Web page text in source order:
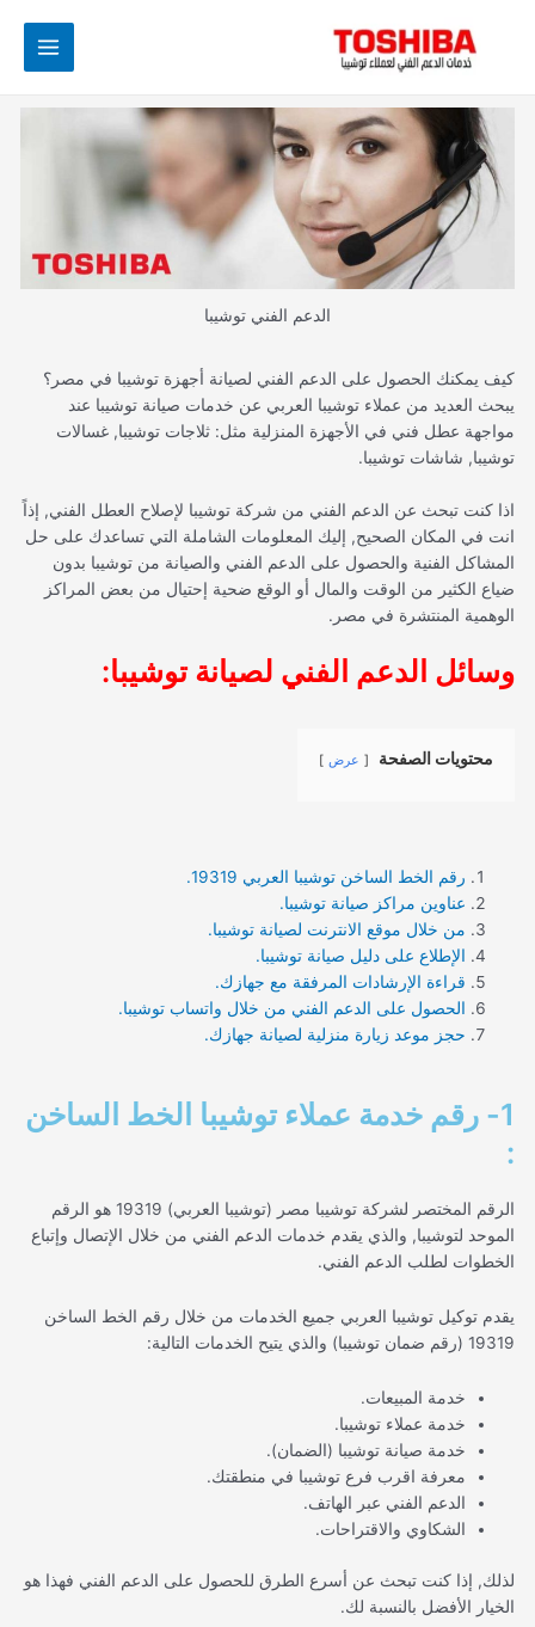
Main
الدعم الفني توشيبا
كيف يمكنك الحصول على الدعم الفني لصيانة أجهزة توشيبا في مصر؟
يبحث العديد من عملاء توشيبا العربي عن خدمات صيانة توشيبا عند
مواجهة عطل فني في الأجهزة المنزلية مثل: ثلاجات توشيبا, غسالات
توشيبا, شاشات توشيبا.
اذا كنت تبحث عن الدعم الفني من شركة توشيبا لإصلاح العطل الفني, إذاً
انت في المكان الصحيح, إليك المعلومات الشاملة التي تساعدك على حل
المشاكل الفنية والحصول على الدعم الفني والصيانة من توشيبا بدون
ضياع الكثير من الوقت والمال أو الوقع ضحية إحتيال من بعض المراكز
الوهمية المنتشرة في مصر.
وسائل الدعم الفني لصيانة توشيبا:
محتويات الصفحة عرض
رقم الخط الساخن توشيبا العربي 19319.
عناوين مراكز صيانة توشيبا.
من خلال موقع الانترنت لصيانة توشيبا.
الإطلاع على دليل صيانة توشيبا.
قراءة الإرشادات المرفقة مع جهازك.
الحصول على الدعم الفني من خلال واتساب توشيبا.
حجز موعد زيارة منزلية لصيانة جهازك.
1- رقم خدمة عملاء توشيبا الخط الساخن
:
الرقم المختصر لشركة توشيبا مصر (توشيبا العربي) 19319 هو الرقم
الموحد لتوشيبا, والذي يقدم خدمات الدعم الفني من خلال الإتصال وإتباع
الخطوات لطلب الدعم الفني.
يقدم توكيل توشيبا العربي جميع الخدمات من خلال رقم الخط الساخن
19319 (رقم ضمان توشيبا) والذي يتيح الخدمات التالية:
خدمة المبيعات.
خدمة عملاء توشيبا.
خدمة صيانة توشيبا (الضمان).
معرفة اقرب فرع توشيبا في منطقتك.
الدعم الفني عبر الهاتف.
الشكاوي والاقتراحات.
لذلك, إذا كنت تبحث عن أسرع الطرق للحصول على الدعم الفني فهذا هو
الخيار الأفضل بالنسبة لك.